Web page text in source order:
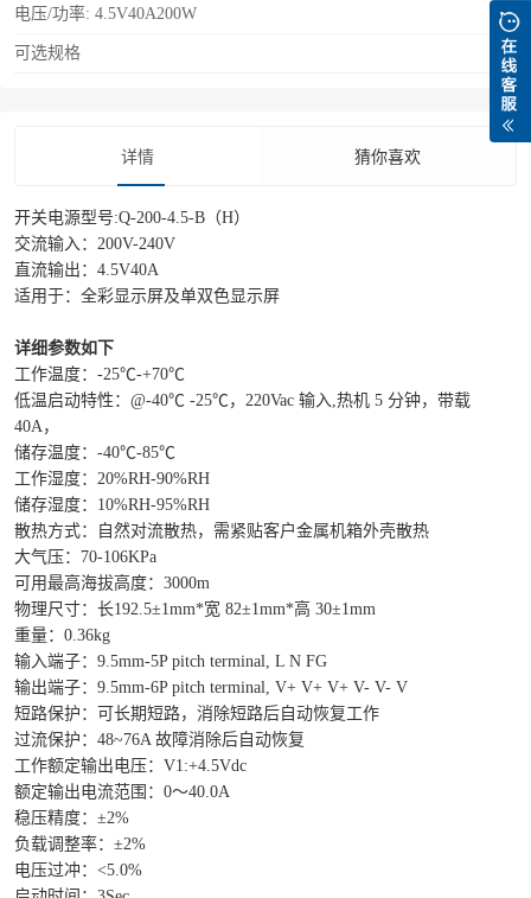
电压/功率: 4.5V40A200W
可选规格
详情 猜你喜欢
开关电源型号:Q-200-4.5-B（H）
交流输入：200V-240V
直流输出：4.5V40A
适用于：全彩显示屏及单双色显示屏
详细参数如下
工作温度：-25℃-+70℃
低温启动特性：@-40℃ -25℃，220Vac 输入,热机 5 分钟，带载
40A，
储存温度：-40℃-85℃
工作湿度：20%RH-90%RH
储存湿度：10%RH-95%RH
散热方式：自然对流散热，需紧贴客户金属机箱外壳散热
大气压：70-106KPa
可用最高海拔高度：3000m
物理尺寸：长192.5±1mm*宽 82±1mm*高 30±1mm
重量：0.36kg
输入端子：9.5mm-5P pitch terminal, L N FG
输出端子：9.5mm-6P pitch terminal, V+ V+ V+ V- V- V
短路保护：可长期短路，消除短路后自动恢复工作
过流保护：48~76A 故障消除后自动恢复
工作额定输出电压：V1:+4.5Vdc
额定输出电流范围：0～40.0A
稳压精度：±2%
负载调整率：±2%
电压过冲：<5.0%